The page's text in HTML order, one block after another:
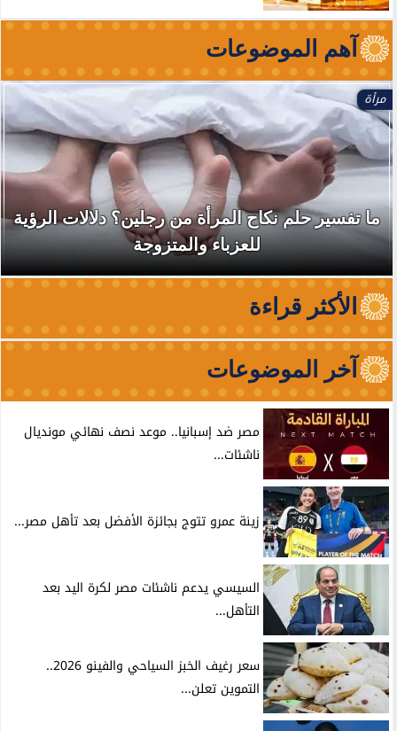
آهم الموضوعات
مرأة
ما تفسير حلم نكاح المرأة من رجلين؟ دلالات الرؤية
للعزباء والمتزوجة
الأكثر قراءة
آخر الموضوعات
مصر ضد إسبانيا.. موعد نصف نهائي مونديال
ناشئات...
زينة عمرو تتوج بجائزة الأفضل بعد تأهل مصر...
السيسي يدعم ناشئات مصر لكرة اليد بعد
التأهل...
سعر رغيف الخبز السياحي والفينو 2026..
التموين تعلن...